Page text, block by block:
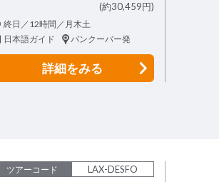
(約30,459円)
終日／12時間／月木土
日本語ガイド
バンクーバー発
詳細をみる
ツアーコード LAX-DESFO